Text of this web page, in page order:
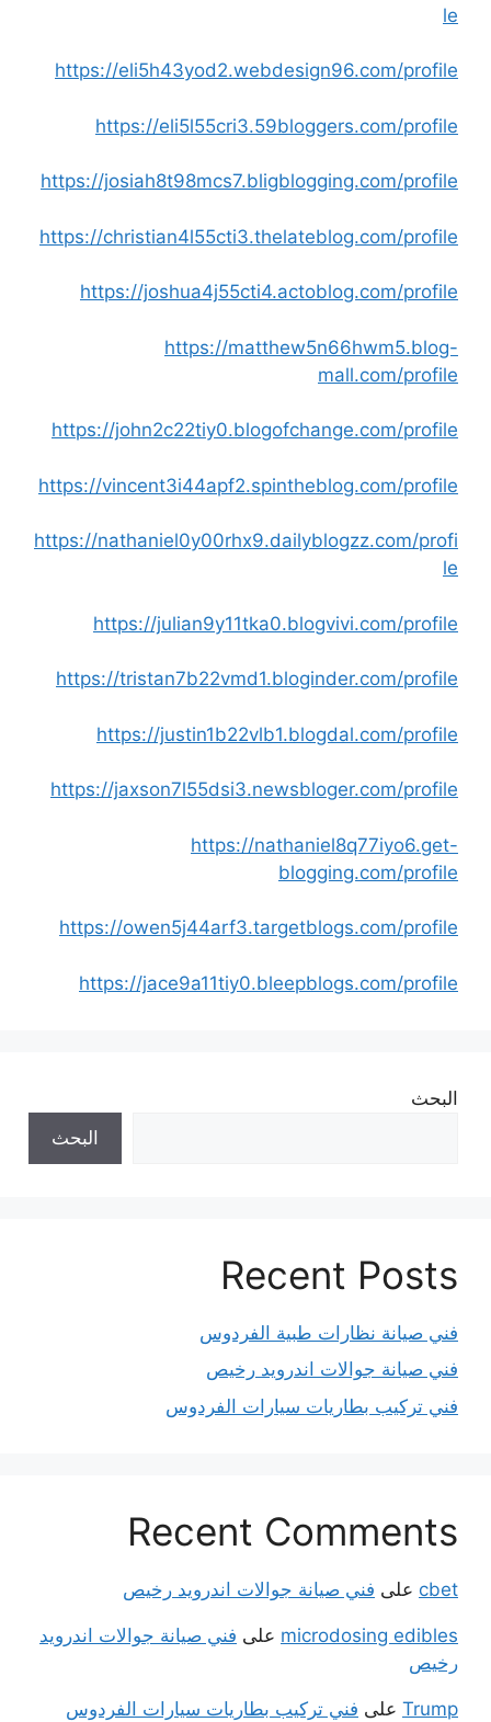
le
https://eli5h43yod2.webdesign96.com/profile
https://eli5l55cri3.59bloggers.com/profile
https://josiah8t98mcs7.bligblogging.com/profile
https://christian4l55cti3.thelateblog.com/profile
https://joshua4j55cti4.actoblog.com/profile
https://matthew5n66hwm5.blog-
mall.com/profile
https://john2c22tiy0.blogofchange.com/profile
https://vincent3i44apf2.spintheblog.com/profile
https://nathaniel0y00rhx9.dailyblogzz.com/profi
le
https://julian9y11tka0.blogvivi.com/profile
https://tristan7b22vmd1.bloginder.com/profile
https://justin1b22vlb1.blogdal.com/profile
https://jaxson7l55dsi3.newsbloger.com/profile
https://nathaniel8q77iyo6.get-
blogging.com/profile
https://owen5j44arf3.targetblogs.com/profile
https://jace9a11tiy0.bleepblogs.com/profile
البحث
البحث
Recent Posts
فني صيانة نظارات طبية الفردوس
فني صيانة جوالات اندرويد رخيص
فني تركيب بطاريات سيارات الفردوس
Recent Comments
cbet على فني صيانة جوالات اندرويد رخيص
microdosing edibles على فني صيانة جوالات اندرويد
رخيص
Trump على فني تركيب بطاريات سيارات الفردوس